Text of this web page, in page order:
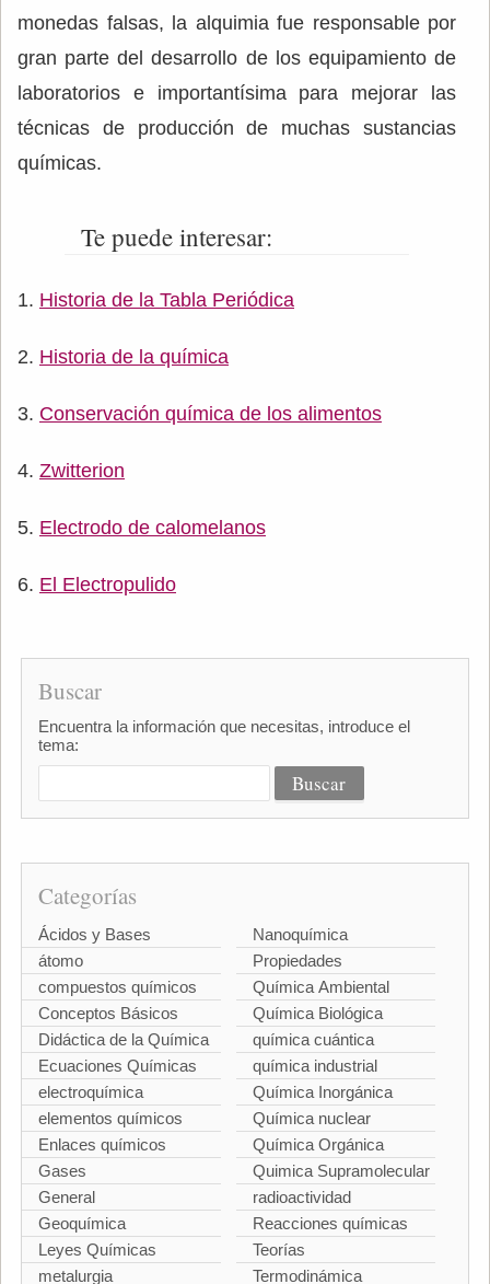
monedas falsas, la alquimia fue responsable por
gran parte del desarrollo de los equipamiento de
laboratorios e importantísima para mejorar las
técnicas de producción de muchas sustancias
químicas.
Te puede interesar:
Historia de la Tabla Periódica
Historia de la química
Conservación química de los alimentos
Zwitterion
Electrodo de calomelanos
El Electropulido
Buscar
Encuentra la información que necesitas, introduce el
tema:
Categorías
Ácidos y Bases
átomo
compuestos químicos
Conceptos Básicos
Didáctica de la Química
Ecuaciones Químicas
electroquímica
elementos químicos
Enlaces químicos
Gases
General
Geoquímica
Leyes Químicas
metalurgia
Nanoquímica
Propiedades
Química Ambiental
Química Biológica
química cuántica
química industrial
Química Inorgánica
Química nuclear
Química Orgánica
Quimica Supramolecular
radioactividad
Reacciones químicas
Teorías
Termodinámica